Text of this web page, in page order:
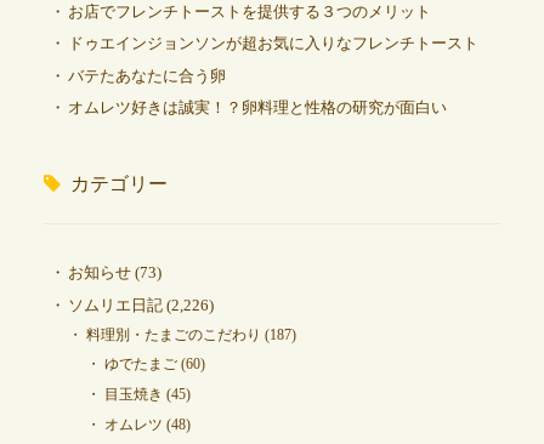
お店でフレンチトーストを提供する３つのメリット
ドゥエインジョンソンが超お気に入りなフレンチトースト
バテたあなたに合う卵
オムレツ好きは誠実！？卵料理と性格の研究が面白い
カテゴリー
お知らせ(73)
ソムリエ日記(2,226)
料理別・たまごのこだわり (187)
ゆでたまご(60)
目玉焼き (45)
オムレツ (48)